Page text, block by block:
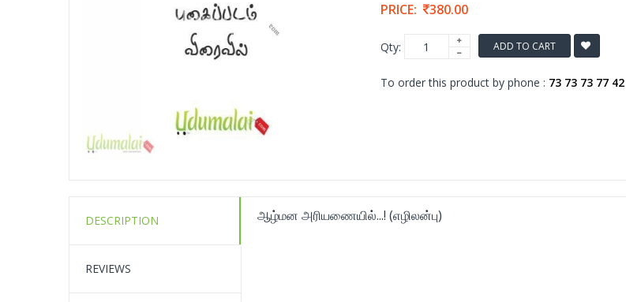
PRICE: 380.00
Qty: ADD TO CART
To order this product by phone : 73 73 73 77 42
DESCRIPTION
REVIEWS
ஆழ்மன அரியணையில்...! (எழிலன்பு)